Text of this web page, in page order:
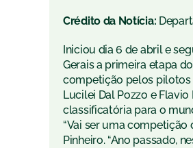
Crédito da Notícia:
Iniciou dia 6 de abril e
Gerais a primeira etapa
competição pelos pilotos
Lucilei Dal Pozzo e
classificatória para o
“Vai ser uma
Pinheiro. “Ano passado,